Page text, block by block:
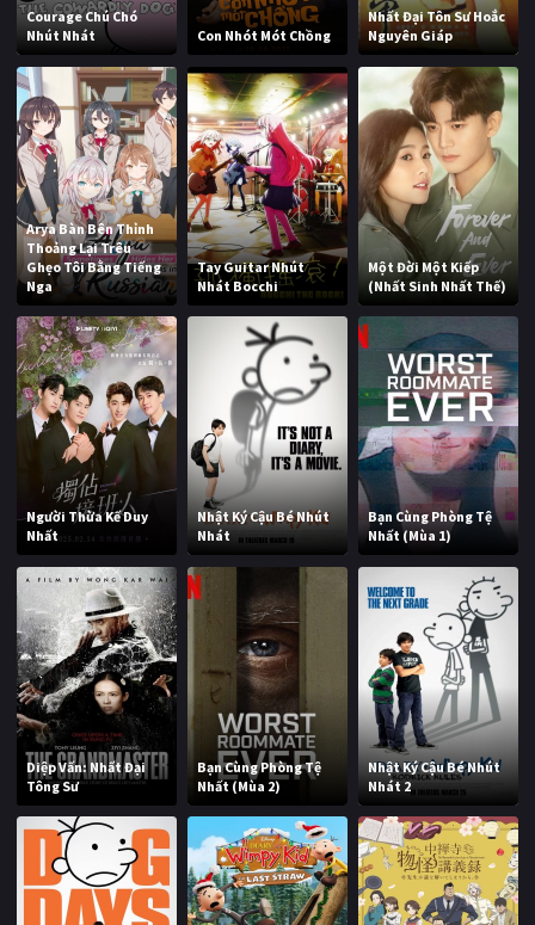
Courage Chú Chó
Nhút Nhát
Con Nhót Mót Chồng
Nhất Đại Tôn Sư Hoắc
Nguyên Giáp
Arya Bàn Bên Thỉnh
Thoảng Lại Trêu
Ghẹo Tôi Bằng Tiếng
Nga
Tay Guitar Nhút
Nhát Bocchi
Một Đời Một Kiếp
(Nhất Sinh Nhất Thế)
Người Thừa Kế Duy
Nhất
Nhật Ký Cậu Bé Nhút
Nhát
Bạn Cùng Phòng Tệ
Nhất (Mùa 1)
Diệp Vấn: Nhất Đại
Tông Sư
Bạn Cùng Phòng Tệ
Nhất (Mùa 2)
Nhật Ký Cậu Bé Nhút
Nhát 2